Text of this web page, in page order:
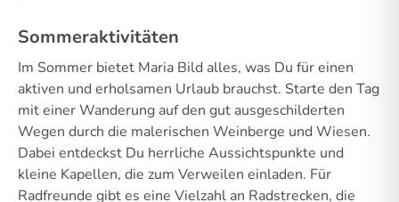
Sommeraktivitäten
Im Sommer bietet Maria Bild alles, was Du für einen
aktiven und erholsamen Urlaub brauchst. Starte den Tag
mit einer Wanderung auf den gut ausgeschilderten
Wegen durch die malerischen Weinberge und Wiesen.
Dabei entdeckst Du herrliche Aussichtspunkte und
kleine Kapellen, die zum Verweilen einladen. Für
Radfreunde gibt es eine Vielzahl an Radstrecken, die